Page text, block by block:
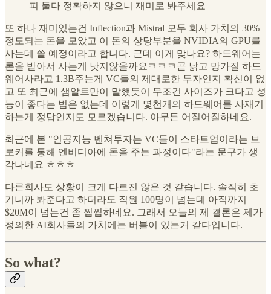
피 둘다 정확하지 않으니 재미로 봐주세요
또 하나 재미있는건 Inflection과 Mistral 모두 회사 가치의 30%
정도되는 돈을 모았고 이 돈의 상당부분을 NVIDIA의 GPU를
사는데 쓸 예정이라고 합니다. 근데 이게 맞나요? 하드웨어는
론을 받아서 사는게 낫지않을까요ㅋㅋㅋ곧 낡고 망가질 하드
웨어사라고 1.3B주는게 VC들의 제대로한 투자인지 확신이 없
고 또 최근에 샘알트만이 말했듯이 무조건 사이즈가 크다고 성
능이 좋다는 법은 없는데 이렇게 몇천개의 하드웨어를 사재기
하는게 정답인지도 모르겠습니다. 아무튼 어질어질하네요.
최근에 본 "인공지능 벤쳐투자는 VC들이 스타트업이라는 브
로커를 통해 엔비디아에 돈을 주는 과정이다"라는 문구가 생
각나네요 ㅎㅎㅎ
다른회사도 상황이 크게 다르진 않은 것 같습니다. 솔직히 초
기니까 봐준다고 하더라도 직원 100명이 넘는데 아직까지
$20M이 넘는건 좀 찝찝하네요. 그래서 오늘의 제 결론은 제가
정의한 AI회사들의 가치에는 버블이 있는거 같다입니다.
So what?